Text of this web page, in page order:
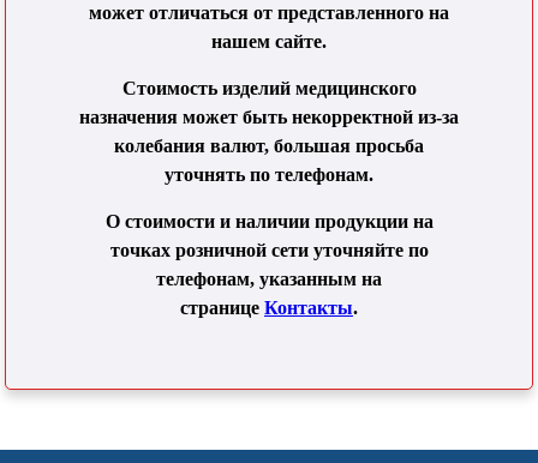
может отличаться от представленного на
нашем сайте.
Стоимость изделий медицинского
назначения может быть некорректной из-за
колебания валют, большая просьба
уточнять по телефонам.
О стоимости и наличии продукции на
точках розничной сети уточняйте по
телефонам, указанным на
странице Контакты.